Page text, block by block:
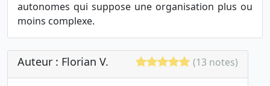
autonomes qui suppose une organisation plus ou
moins complexe.
Auteur : Florian V. (13 notes)